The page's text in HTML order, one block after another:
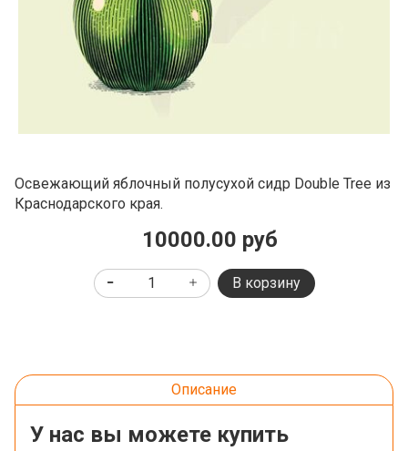
Освежающий яблочный полусухой сидр Double Tree из
Краснодарского края.
10000.00 руб
В корзину
Описание
У нас вы можете купить